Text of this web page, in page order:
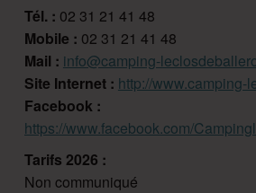
Tél. : 02 31 21 41 48
Mobile : 02 31 21 41 48
Mail : info@camping-
Site Internet : http://www.camping-
Facebook :
https://www.facebook.com/
Tarifs 2026 :
Non communiqué